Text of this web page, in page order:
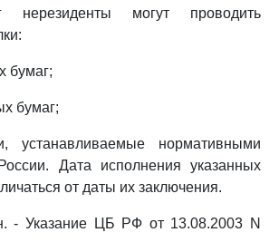
нерезиденты могут проводить
бумаг;
бумаг;
устанавливаемые нормативными
Дата исполнения указанных
от даты их заключения.
- Указание ЦБ РФ от 13.08.2003 N